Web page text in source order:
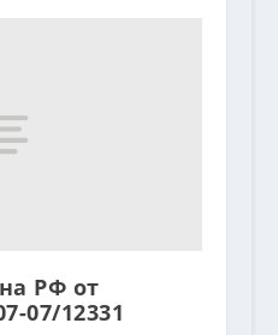
РФ от
07/12331